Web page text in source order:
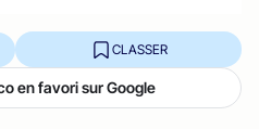
CLASSER
en favori sur Google